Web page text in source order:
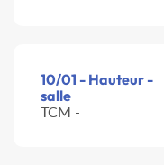
10/01 - Hauteur -
salle
TCM -